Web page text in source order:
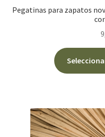
Pegatinas para zapatos